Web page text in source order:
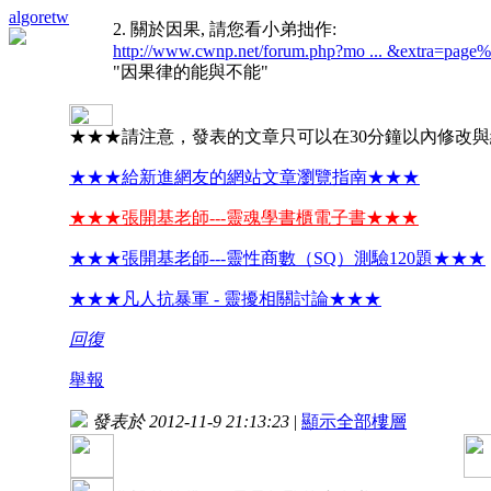
algoretw
2. 關於因果, 請您看小弟拙作:
http://www.cwnp.net/forum.php?mo ...
"因果律的能與不能"
★★★請注意，發表的文章只可以在30分鐘以內修
★★★給新進網友的網站文章瀏覽指南★★★
★★★張開基老師---靈魂學書櫃電子書★★★
★★★張開基老師---靈性商數（SQ）測驗120題★★★
★★★凡人抗暴軍 - 靈擾相關討論★★★
回復
舉報
發表於 2012-11-9 21:13:23 | 顯示全部樓層